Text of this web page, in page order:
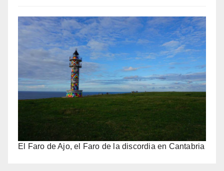
El Faro de Ajo, el Faro de la discordia en Cantabria